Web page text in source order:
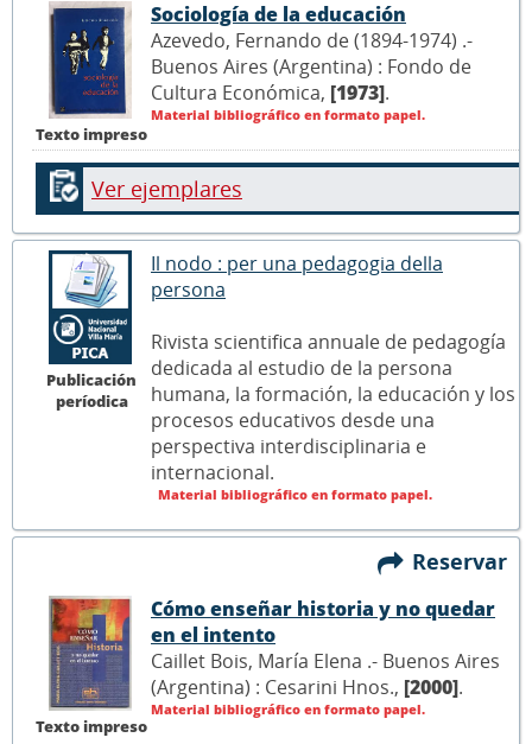
Texto impreso
Sociología de la educación
Azevedo, Fernando de (1894-1974) .-
Buenos Aires (Argentina) : Fondo de
Cultura Económica, [1973].
Material bibliográfico en formato papel.
Ver ejemplares
Publicación
períodica
Il nodo : per una pedagogia della
persona
Rivista scientifica annuale de pedagogía
dedicada al estudio de la persona
humana, la formación, la educación y los
procesos educativos desde una
perspectiva interdisciplinaria e
internacional.
Material bibliográfico en formato papel.
Reservar
Texto impreso
Cómo enseñar historia y no quedar
en el intento
Caillet Bois, María Elena .- Buenos Aires
(Argentina) : Cesarini Hnos., [2000].
Material bibliográfico en formato papel.